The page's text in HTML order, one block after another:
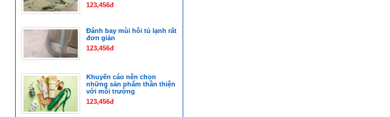
123,456đ
Đánh bay mùi hôi tủ lạnh rất
đơn giản
123,456đ
Khuyến cáo nên chọn
những sản phẩm thân thiện
với môi trường
123,456đ